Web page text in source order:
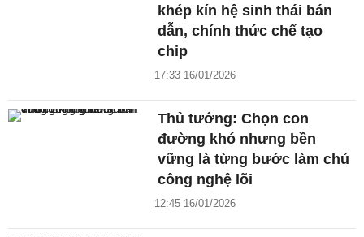
khép kín hệ sinh thái bán
dẫn, chính thức chế tạo
chip
17:33 16/01/2026
Thủ tướng: Chọn con
đường khó nhưng bền
vững là từng bước làm chủ
công nghệ lõi
12:45 16/01/2026